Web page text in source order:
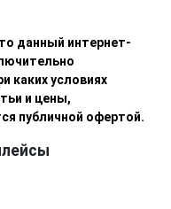
данный интернет-
каких условиях
и цены,
публичной офертой.